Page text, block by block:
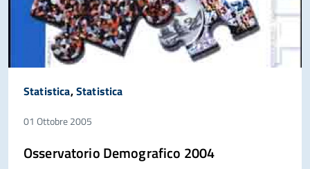
Statistica,Statistica
01 Ottobre 2005
Osservatorio Demografico 2004